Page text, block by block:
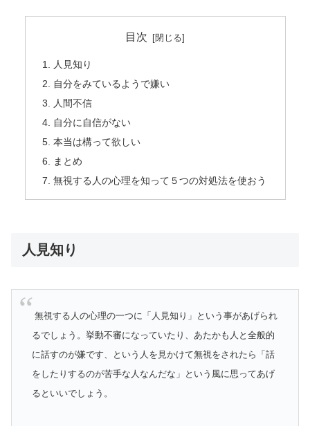
目次
人見知り
自分をみているようで嫌い
人間不信
自分に自信がない
本当は構って欲しい
まとめ
無視する人の心理を知って５つの対処法を使おう
人見知り
無視する人の心理の一つに「人見知り」という事があげられ
るでしょう。挙動不審になっていたり、あたかも人と全般的
に話すのが嫌です、という人を見かけて無視をされたら「話
をしたりするのが苦手な人なんだな」という風に思ってあげ
るといいでしょう。